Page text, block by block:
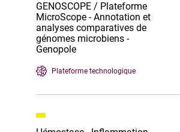
GENOSCOPE / Plateforme
MicroScope - Annotation et
analyses comparatives de
génomes microbiens -
Genopole
Plateforme technologique